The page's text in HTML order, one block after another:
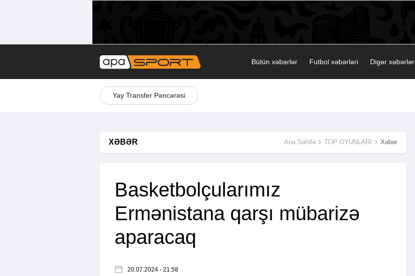
Bütün xəbərlər Futbol xəbərləri Digər xəbərlər
Yay Transfer Pəncərəsi
XƏBƏR Ana Səhifə TOP OYUNLARI Xəbər
Basketbolçularımız
Ermənistana qarşı mübarizə
aparacaq
20.07.2024 - 21:58